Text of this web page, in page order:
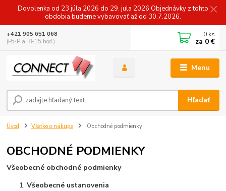
Dovolenka od 23 júla 2026 do 29. jula 2026 Objednávky z tohto
obdobia budeme vybavovať až od 30.7.2026.
Menu
Hľadať
+421 905 651 068
(Po-Pia, 8-15 hod.)
0 ks
za 0 €
Úvod Všetko o nákupe Obchodné podmienky
OBCHODNÉ PODMIENKY
Všeobecné obchodné podmienky
Všeobecné ustanovenia